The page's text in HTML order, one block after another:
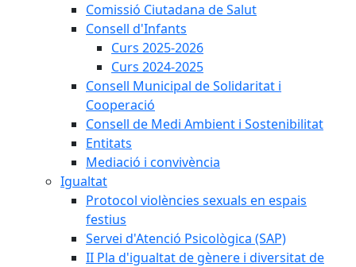
Comissió Ciutadana de Salut
Consell d'Infants
Curs 2025-2026
Curs 2024-2025
Consell Municipal de Solidaritat i
Cooperació
Consell de Medi Ambient i Sostenibilitat
Entitats
Mediació i convivència
Igualtat
Protocol violències sexuals en espais
festius
Servei d'Atenció Psicològica (SAP)
II Pla d'igualtat de gènere i diversitat de